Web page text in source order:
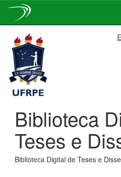
navigation
Biblioteca
Teses e
Biblioteca Digital de Teses e